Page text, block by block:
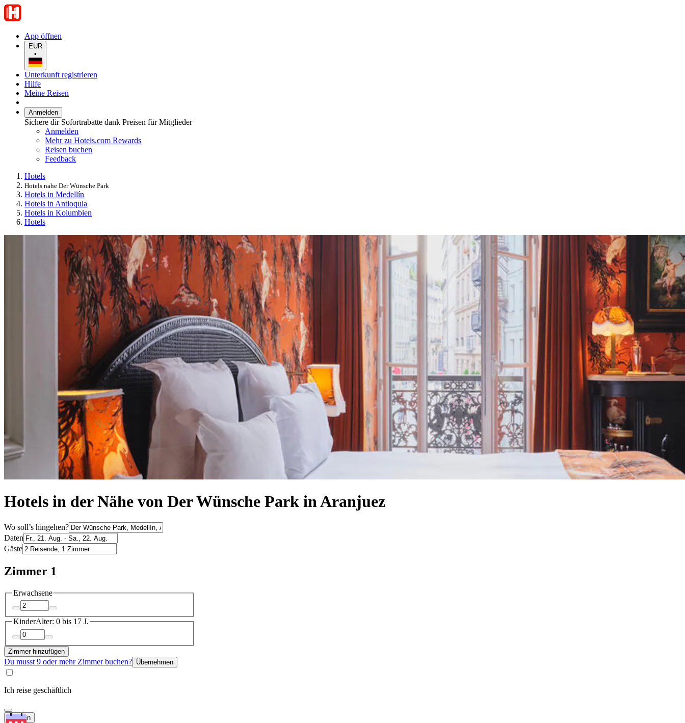
App öffnen
EUR
•
Unterkunft registrieren
Hilfe
Meine Reisen
Anmelden
Sichere dir Sofortrabatte dank Preisen für Mitglieder
Anmelden
Mehr zu Hotels.com Rewards
Reisen buchen
Feedback
Hotels
Hotels nahe Der Wünsche Park
Hotels in Medellín
Hotels in Antioquia
Hotels in Kolumbien
Hotels
Hotels in der Nähe von Der Wünsche Park in Aranjuez
Wo soll’s hingehen?
Daten
Gäste
Zimmer 1
Erwachsene
KinderAlter: 0 bis 17 J.
Zimmer hinzufügen
Du musst 9 oder mehr Zimmer buchen? Übernehmen
Ich reise geschäftlich
Suchen